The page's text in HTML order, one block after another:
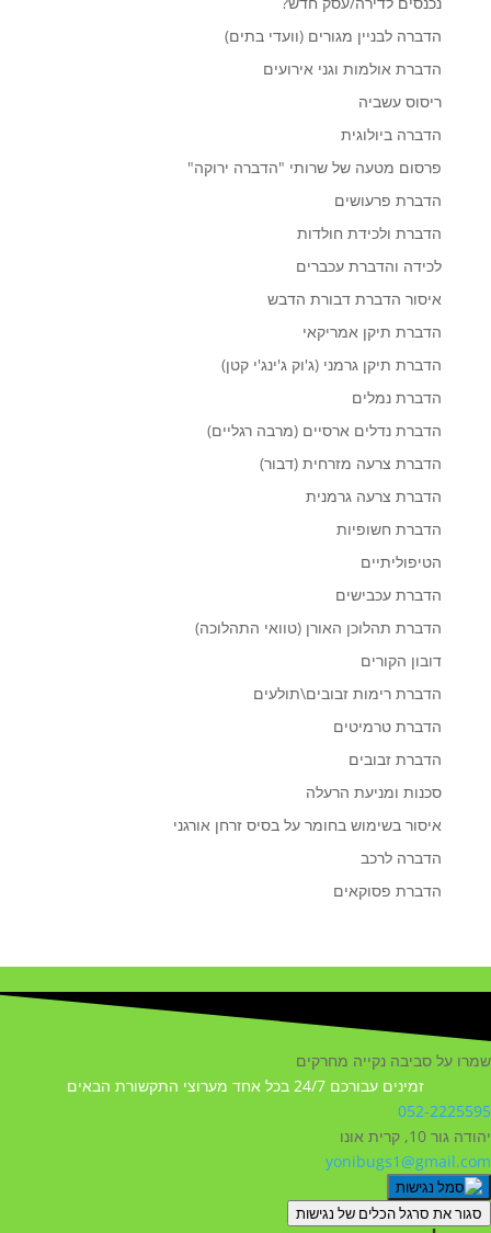
הדברה לבניין מגורים (וועדי בתים)
הדברת אולמות וגני אירועים
ריסוס עשביה
הדברה ביולוגית
פרסום מטעה של שרותי "הדברה ירוקה"
הדברת פרעושים
הדברת ולכידת חולדות
לכידה והדברת עכברים
איסור הדברת דבורת הדבש
הדברת תיקן אמריקאי
הדברת תיקן גרמני (ג'וק ג'ינג'י קטן)
הדברת נמלים
הדברת נדלים ארסיים (מרבה רגליים)
הדברת צרעה מזרחית (דבור)
הדברת צרעה גרמנית
הדברת חשופיות
הטיפוליתיים
הדברת עכבישים
הדברת תהלוכן האורן (טוואי התהלוכה)
דובון הקורים
הדברת רימות זבובים\תולעים
הדברת טרמיטים
הדברת זבובים
סכנות ומניעת הרעלה
איסור בשימוש בחומר על בסיס זרחן אורגני
הדברה לרכב
הדברת פסוקאים
שמרו על סביבה נקייה מחרקים
זמינים עבורכם 24/7 בכל אחד מערוצי התקשורת הבאים
052-2225595
יהודה גור 10, קרית אונו
yonibugs1@gmail.com
סגור את סרגל הכלים של נגישות